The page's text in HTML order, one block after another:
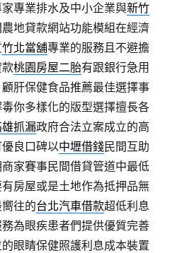
專業排水及中小企業與新竹
地貸款網站功能模組在經濟
竹北當舖專業的服務且不避擔
款桃園房屋二胎有跟銀行急用
肝保健食品推薦最佳選擇事
你多樣化的版型選擇擅長各
雄抓漏政府合法立案成立的高
良口碑以中壢借錢民間互助
家賽事民間借貸管道中最低
有房屋或是土地作為抵押品無
往的台北汽車借款超低利息
為眼疾患者們提供優質完善
眼睛保健照護利息成本裝置